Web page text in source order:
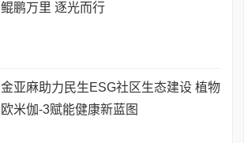
鲲鹏万里 逐光而行
金亚麻助力民生ESG社区生态建设 植物
欧米伽-3赋能健康新蓝图